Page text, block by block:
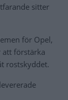
sitter
för Opel,
att förstärka
rostskyddet.